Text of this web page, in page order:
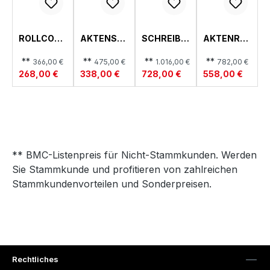
ROLLCONT
COLORAD
** 366,00 €
268,00 €
AKTENSC
COLORAD
** 475,00 €
338,00 €
SCHREIBTI
COLORAD
** 1.016,00 €
728,00 €
AKTENRE
COLORAD
** 782,00 €
558,00 €
** BMC-Listenpreis für Nicht-Stammkunden. Werden
Sie Stammkunde und profitieren von zahlreichen
Stammkundenvorteilen und Sonderpreisen.
Rechtliches